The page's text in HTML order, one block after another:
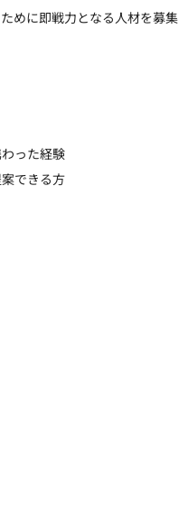
めに即戦力となる人材を募集
った経験
できる方